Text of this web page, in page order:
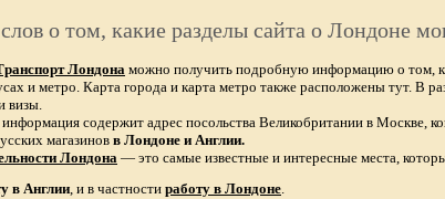
о том, какие разделы сайта о Лондоне
Лондона можно получить подробную информацию о том,
и метро. Карта города и карта метро также расположены тут. В
визы.
информация содержит адрес посольства Великобритании в Москве,
магазинов в Лондоне и Англии.
Лондона— это самые известные и интересные места,
в Англии, и в частности работу в Лондоне.